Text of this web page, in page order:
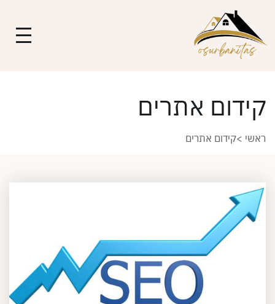
קידום אתרים
ראשי >קידום אתרים